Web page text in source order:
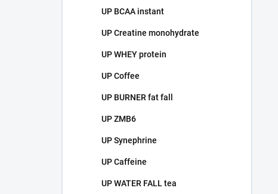
UP BCAA instant
UP Creatine monohydrate
UP WHEY protein
UP Coffee
UP BURNER fat fall
UP ZMB6
UP Synephrine
UP Caffeine
UP WATER FALL tea